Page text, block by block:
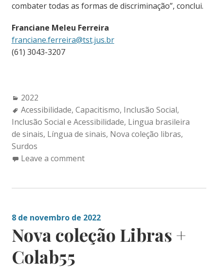
combater todas as formas de discriminação”, conclui.
Franciane Meleu Ferreira
franciane.ferreira@tst.jus.br
(61) 3043-3207
Categories:
2022
Tags:
Acessibilidade, Capacitismo, Inclusão Social,
Inclusão Social e Acessibilidade, Lingua brasileira
de sinais, Língua de sinais, Nova coleção libras,
Surdos
Leave a comment
8 de novembro de 2022
Nova coleção Libras +
Colab55